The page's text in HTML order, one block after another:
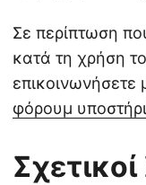
Σε περίπτωση
κατά τη χρήση
επικοινωνήσετε
φόρουμ